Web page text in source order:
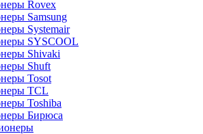
Rovex
Samsung
Systemair
SYSCOOL
Shivaki
Shuft
Tosot
TCL
Toshiba
Бирюса